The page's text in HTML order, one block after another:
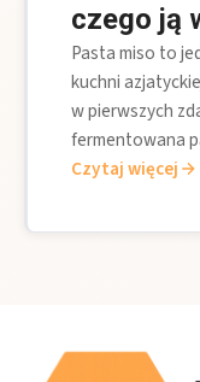
czego ją
Pasta miso to
kuchni
w pierwszych
fermentowana
Czytaj więcej